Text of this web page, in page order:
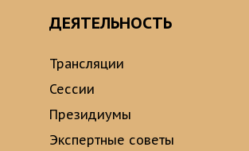
ДЕЯТЕЛЬНОСТЬ
Трансляции
Сессии
Президиумы
Экспертные советы